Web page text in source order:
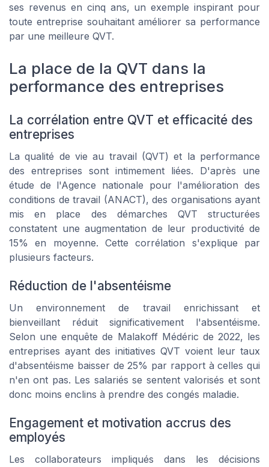
ses revenus en cinq ans, un exemple inspirant pour
toute entreprise souhaitant améliorer sa performance
par une meilleure QVT.
La place de la QVT dans la
performance des entreprises
La corrélation entre QVT et efficacité des
entreprises
La qualité de vie au travail (QVT) et la performance
des entreprises sont intimement liées. D'après une
étude de l'Agence nationale pour l'amélioration des
conditions de travail (ANACT), des organisations ayant
mis en place des démarches QVT structurées
constatent une augmentation de leur productivité de
15% en moyenne. Cette corrélation s'explique par
plusieurs facteurs.
Réduction de l'absentéisme
Un environnement de travail enrichissant et
bienveillant réduit significativement l'absentéisme.
Selon une enquête de Malakoff Médéric de 2022, les
entreprises ayant des initiatives QVT voient leur taux
d'absentéisme baisser de 25% par rapport à celles qui
n'en ont pas. Les salariés se sentent valorisés et sont
donc moins enclins à prendre des congés maladie.
Engagement et motivation accrus des
employés
Les collaborateurs impliqués dans les décisions